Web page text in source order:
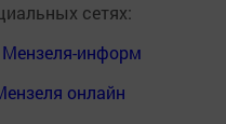
сетях:
Мензеля-информ
онлайн